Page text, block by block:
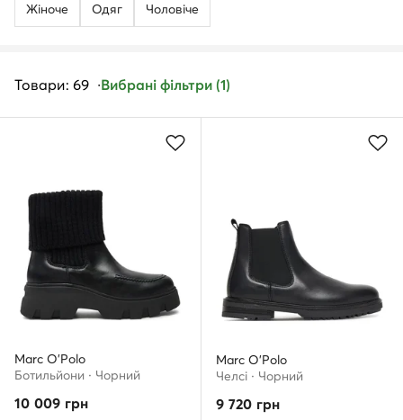
Жіноче Одяг Чоловічe
Товари: 69 Вибрані фільтри (1)
Marc O'Polo
Ботильйони · Чорний
10 009 грн
Marc O'Polo
Челсі · Чорний
9 720 грн